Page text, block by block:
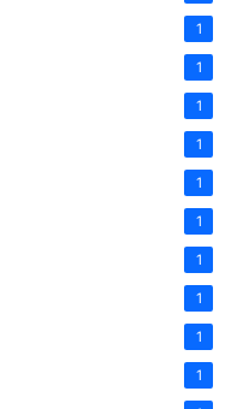
1
1
1
1
1
1
1
1
1
1